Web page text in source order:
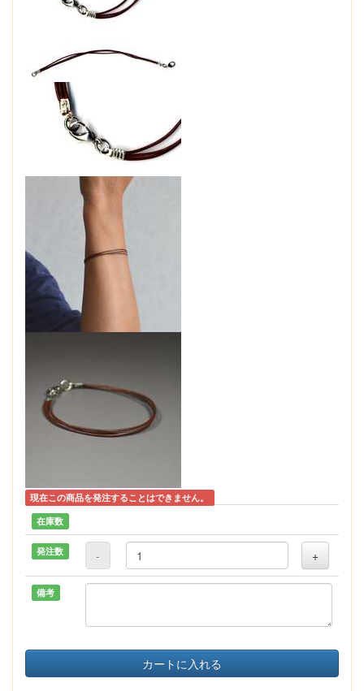
現在この商品を発注することはできません。
在庫数
発注数 - +
備考
カートに入れる